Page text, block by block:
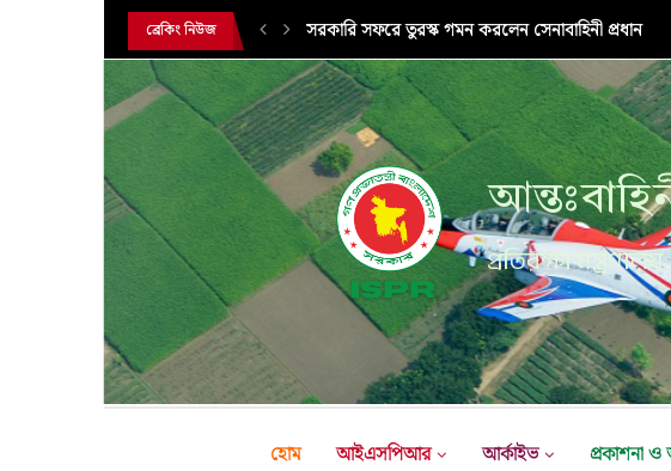
ব্রেকিং নিউজ সরকারি সফরে তুরস্ক গমন করলেন সেনাবাহিনী প্রধান
প্রতিরক্ষা মন্ত্রণালয়
হোম আইএসপিআর আর্কাইভ প্রকাশনা ও